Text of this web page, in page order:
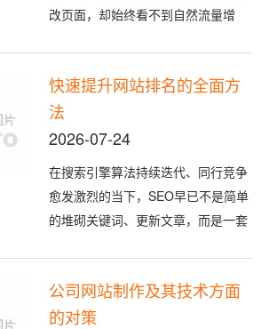
改页面，却始终看不到自然流量增
落地精准策略、按阶段执行优化，三
个月完全可以实现网站自然流量翻
倍。 本文结合主流搜索引擎排名规
地...
快速提升网站排名的全面方
法
2026-07-24
在搜索引擎算法持续迭代、同行竞争
愈发激烈的当下，SEO早已不是简单
的堆砌关键词、更新文章，而是一套
名停滞、流量低迷，核心问题在于优
化碎片化、无逻辑、重形式轻落地。
公司网站制作及其技术方面
的对策